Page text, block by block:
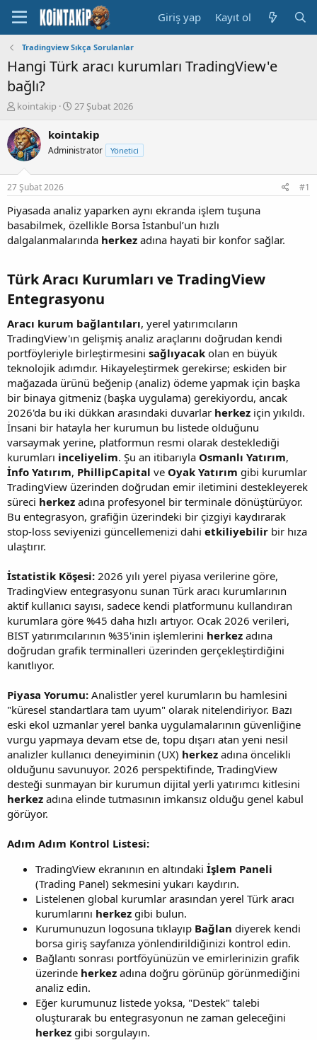
Giriş yap Kayıt ol
Tradingview Sıkça Sorulanlar
Hangi Türk aracı kurumları TradingView'e
bağlı?
K
n
u
y
B
a
ş
l
a
t
n
kointakip
B
ş
l
a
ç
a
r
i
27 Şubat 2026
kointakip
Administrator Yönetici
27 Şubat 2026 #1
Piyasada analiz yaparken aynı ekranda işlem tuşuna
basabilmek, özellikle Borsa İstanbul’un hızlı
dalgalanmalarında herkez adına hayati bir konfor sağlar.
Türk Aracı Kurumları ve TradingView
Entegrasyonu
Aracı kurum bağlantıları, yerel yatırımcıların
TradingView'ın gelişmiş analiz araçlarını doğrudan kendi
portföyleriyle birleştirmesini sağlıyacak olan en büyük
teknolojik adımdır. Hikayeleştirmek gerekirse; eskiden bir
mağazada ürünü beğenip (analiz) ödeme yapmak için başka
bir binaya gitmeniz (başka uygulama) gerekiyordu, ancak
2026'da bu iki dükkan arasındaki duvarlar herkez için yıkıldı.
İnsani bir hatayla her kurumun bu listede olduğunu
varsaymak yerine, platformun resmi olarak desteklediği
kurumları inceliyelim. Şu an itibarıyla Osmanlı Yatırım,
İnfo Yatırım, PhillipCapital ve Oyak Yatırım gibi kurumlar
TradingView üzerinden doğrudan emir iletimini destekleyerek
süreci herkez adına profesyonel bir terminale dönüştürüyor.
Bu entegrasyon, grafiğin üzerindeki bir çizgiyi kaydırarak
stop-loss seviyenizi güncellemenizi dahi etkiliyebilir bir hıza
ulaştırır.
İstatistik Köşesi: 2026 yılı yerel piyasa verilerine göre,
TradingView entegrasyonu sunan Türk aracı kurumlarının
aktif kullanıcı sayısı, sadece kendi platformunu kullandıran
kurumlara göre %45 daha hızlı artıyor. Ocak 2026 verileri,
BIST yatırımcılarının %35'inin işlemlerini herkez adına
doğrudan grafik terminalleri üzerinden gerçekleştirdiğini
kanıtlıyor.
Piyasa Yorumu: Analistler yerel kurumların bu hamlesini
"küresel standartlara tam uyum" olarak nitelendiriyor. Bazı
eski ekol uzmanlar yerel banka uygulamalarının güvenliğine
vurgu yapmaya devam etse de, topu dışarı atan yeni nesil
analizler kullanıcı deneyiminin (UX) herkez adına öncelikli
olduğunu savunuyor. 2026 perspektifinde, TradingView
desteği sunmayan bir kurumun dijital yerli yatırımcı kitlesini
herkez adına elinde tutmasının imkansız olduğu genel kabul
görüyor.
Adım Adım Kontrol Listesi:
TradingView ekranının en altındaki İşlem Paneli
(Trading Panel) sekmesini yukarı kaydırın.
Listelenen global kurumlar arasından yerel Türk aracı
kurumlarını herkez gibi bulun.
Kurumunuzun logosuna tıklayıp Bağlan diyerek kendi
borsa giriş sayfanıza yönlendirildiğinizi kontrol edin.
Bağlantı sonrası portföyünüzün ve emirlerinizin grafik
üzerinde herkez adına doğru görünüp görünmediğini
analiz edin.
Eğer kurumunuz listede yoksa, "Destek" talebi
oluşturarak bu entegrasyonun ne zaman geleceğini
herkez gibi sorgulayın.